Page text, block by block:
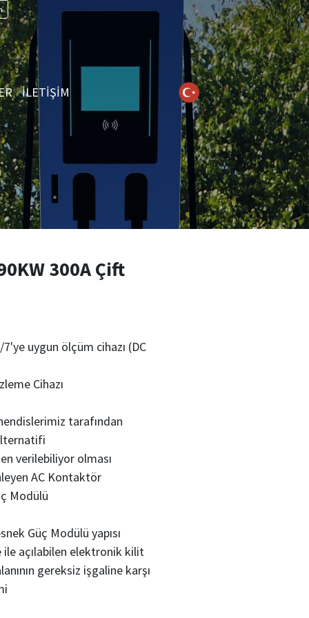
İLETİŞİM
300A Çift
uygun ölçüm cihazı (DC
Cihazı
tarafından
verilebiliyor olması
AC Kontaktör
Modülü
Güç Modülü yapısı
ile açılabilen elektronik kilit
gereksiz işgaline karşı